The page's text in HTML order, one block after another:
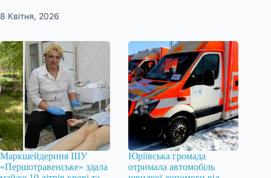
8 Квітня, 2026
Маркшейдериня ШУ
«Першотравенське» здала
Юріївська громада
отримала автомобіль